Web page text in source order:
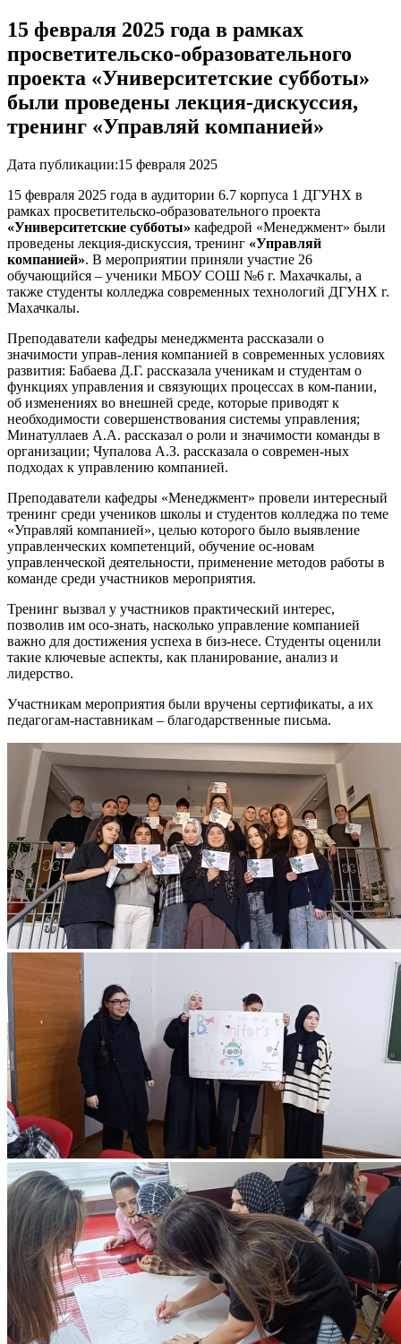
15 февраля 2025 года в рамках
просветительско-образовательного
проекта «Университетские субботы»
были проведены лекция-дискуссия,
тренинг «Управляй компанией»
Дата публикации:15 февраля 2025
15 февраля 2025 года в аудитории 6.7 корпуса 1 ДГУНХ в
рамках просветительско-образовательного проекта
«Университетские субботы» кафедрой «Менеджмент» были
проведены лекция-дискуссия, тренинг «Управляй
компанией». В мероприятии приняли участие 26
обучающийся – ученики МБОУ СОШ №6 г. Махачкалы, а
также студенты колледжа современных технологий ДГУНХ г.
Махачкалы.
Преподаватели кафедры менеджмента рассказали о
значимости управ-ления компанией в современных условиях
развития: Бабаева Д.Г. рассказала ученикам и студентам о
функциях управления и связующих процессах в ком-пании,
об изменениях во внешней среде, которые приводят к
необходимости совершенствования системы управления;
Минатуллаев А.А. рассказал о роли и значимости команды в
организации; Чупалова А.З. рассказала о современ-ных
подходах к управлению компанией.
Преподаватели кафедры «Менеджмент» провели интересный
тренинг среди учеников школы и студентов колледжа по теме
«Управляй компанией», целью которого было выявление
управленческих компетенций, обучение ос-новам
управленческой деятельности, применение методов работы в
команде среди участников мероприятия.
Тренинг вызвал у участников практический интерес,
позволив им осо-знать, насколько управление компанией
важно для достижения успеха в биз-несе. Студенты оценили
такие ключевые аспекты, как планирование, анализ и
лидерство.
Участникам мероприятия были вручены сертификаты, а их
педагогам-наставникам – благодарственные письма.